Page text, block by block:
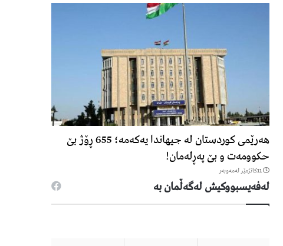
هەرێمی کوردستان لە جیهاندا یەکەمە؛ 655 ڕۆژ بێ
حکوومەت و بێ پەڕلەمان!
11كاتژمێر لەمەوبەر
لەفەیسبووكیش لەگەڵمان بە